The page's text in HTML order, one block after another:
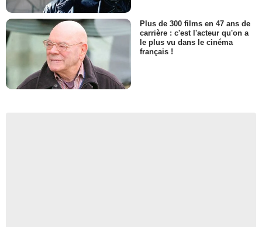
Plus de 300 films en 47 ans de
carrière : c'est l'acteur qu'on a
le plus vu dans le cinéma
français !